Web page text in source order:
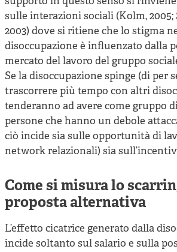
sulle interazioni sociali (Kolm, 2005;
2003) dove si ritiene che lo stigma
disoccupazione è influenzato dalla
mercato del lavoro del gruppo
Se la disoccupazione spinge (di per
trascorrere più tempo con altri
tenderanno ad avere come gruppo
persone che hanno un debole
ciò incide sia sulle opportunità di
network relazionali) sia
Come si misura lo
proposta alternativa
L’effetto cicatrice generato dalla
incide soltanto sul salario e sulla